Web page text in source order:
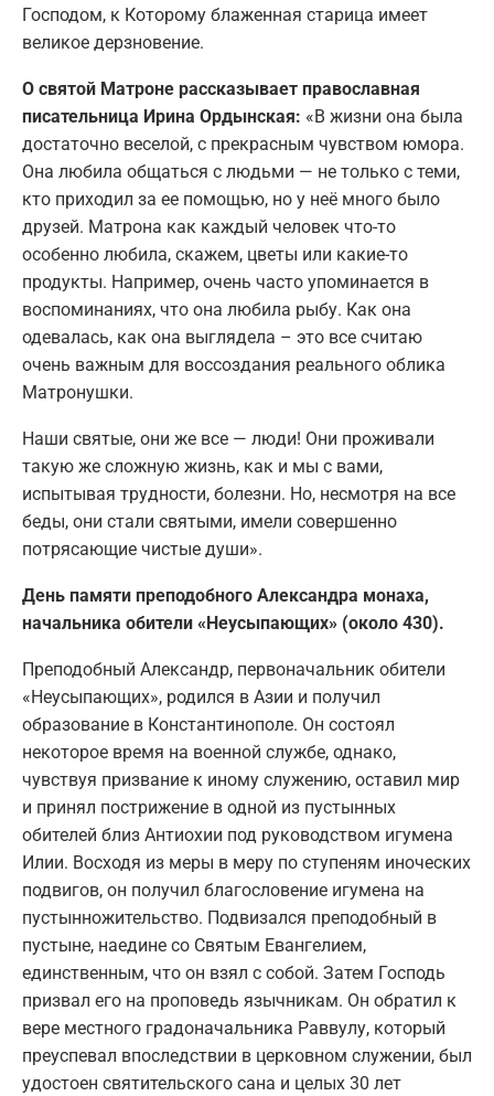
Господом, к Которому блаженная старица имеет
великое дерзновение.
О святой Матроне рассказывает православная
писательница Ирина Ордынская: «В жизни она была
достаточно веселой, с прекрасным чувством юмора.
Она любила общаться с людьми — не только с теми,
кто приходил за ее помощью, но у неё много было
друзей. Матрона как каждый человек что-то
особенно любила, скажем, цветы или какие-то
продукты. Например, очень часто упоминается в
воспоминаниях, что она любила рыбу. Как она
одевалась, как она выглядела – это все считаю
очень важным для воссоздания реального облика
Матронушки.
Наши святые, они же все — люди! Они проживали
такую же сложную жизнь, как и мы с вами,
испытывая трудности, болезни. Но, несмотря на все
беды, они стали святыми, имели совершенно
потрясающие чистые души».
День памяти преподобного Александра монаха,
начальника обители «Неусыпающих» (около 430).
Преподобный Александр, первоначальник обители
«Неусыпающих», родился в Азии и получил
образование в Константинополе. Он состоял
некоторое время на военной службе, однако,
чувствуя призвание к иному служению, оставил мир
и принял пострижение в одной из пустынных
обителей близ Антиохии под руководством игумена
Илии. Восходя из меры в меру по ступеням иноческих
подвигов, он получил благословение игумена на
пустынножительство. Подвизался преподобный в
пустыне, наедине со Святым Евангелием,
единственным, что он взял с собой. Затем Господь
призвал его на проповедь язычникам. Он обратил к
вере местного градоначальника Раввулу, который
преуспевал впоследствии в церковном служении, был
удостоен святительского сана и целых 30 лет